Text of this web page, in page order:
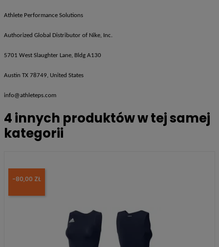
Athlete Performance Solutions
Authorized Global Distributor of Nike, Inc.
5701 West Slaughter Lane, Bldg A130
Austin TX 78749, United States
info@athleteps.com
4 innych produktów w tej samej
kategorii
-80,00 ZŁ